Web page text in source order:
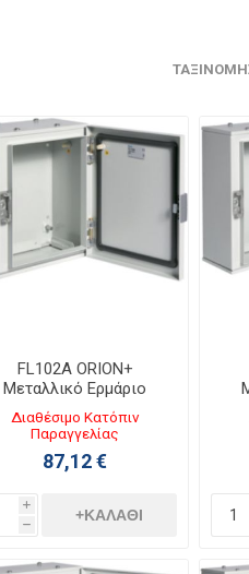
FL102A ORION+
Μεταλλικό Ερμάριο
Π250ΧΥ300ΧΒ160 με
Αδιάφανη Πόρτα IP65
Διαθέσιμο Κατόπιν
Παραγγελίας
87,12 €
i
h
+ΚΑΛΆΘΙ